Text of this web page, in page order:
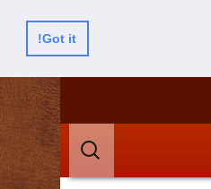
Got it!
البحث
عن: